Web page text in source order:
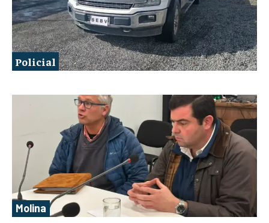
Policial
Molina